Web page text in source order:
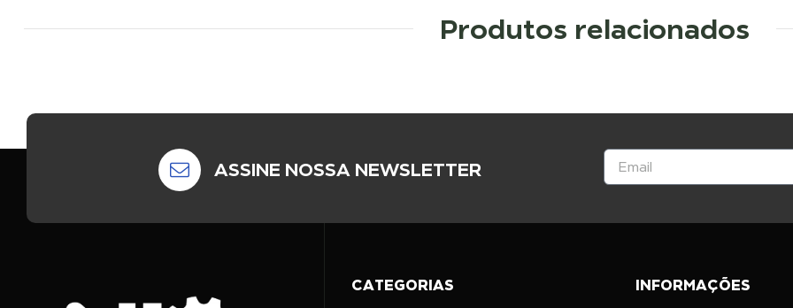
Produtos relacionados
ASSINE NOSSA NEWSLETTER
CATEGORIAS INFORMAÇÕES